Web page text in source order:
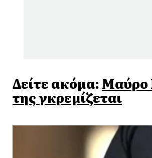
Δείτε ακόμα:Μαύρο
της γκρεμίζεται